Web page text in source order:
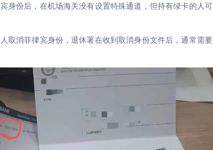
身份后，在机场海关没有设置特殊通道，但持有绿卡的人
取消菲律宾身份，退休署在收到取消身份文件后，通常需